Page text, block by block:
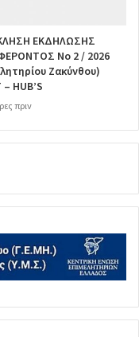
ΕΚΔΗΛΩΣΗΣ
Νο 2 / 2026
Ζακύνθου)
HUB’S
πριν